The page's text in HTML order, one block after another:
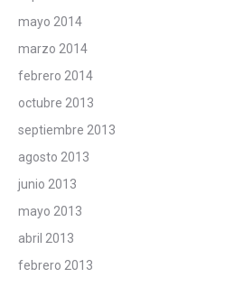
mayo 2014
marzo 2014
febrero 2014
octubre 2013
septiembre 2013
agosto 2013
junio 2013
mayo 2013
abril 2013
febrero 2013